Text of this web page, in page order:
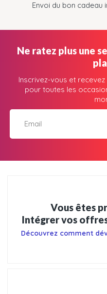
Envoi du bon cadeau
Ne ratez plus une
Inscrivez-vous et
pour toutes les
Vous êtes
Intégrer vos
Découvrez comment